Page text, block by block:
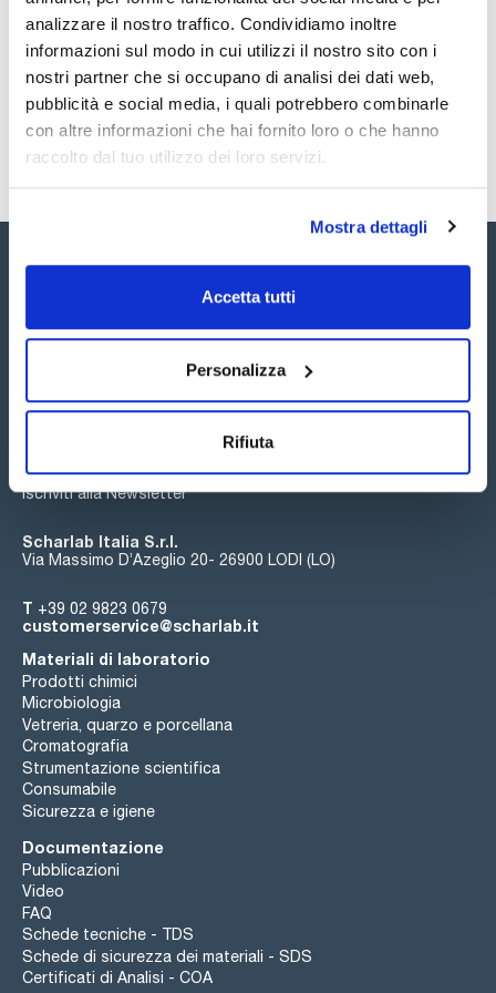
analizzare il nostro traffico. Condividiamo inoltre
informazioni sul modo in cui utilizzi il nostro sito con i
nostri partner che si occupano di analisi dei dati web,
pubblicità e social media, i quali potrebbero combinarle
con altre informazioni che hai fornito loro o che hanno
raccolto dal tuo utilizzo dei loro servizi.
Mostra dettagli
Accetta tutti
Personalizza
Rifiuta
Eccellente resistenza chimica ai solventi più comuni. Bioinerte
e biocompatibile.
Sono codificati per colore secondo gli standard del settore
per una facile identificazione del diametro. Privi di coloranti di
lisciviazione. Pareti interne lisce e diametri interni precisi.
Registrati per i download
Registrati per i download
SDS / Scheda di
Sicurezza
Registrati per i download
Seguici:
Iscriviti alla Newsletter
Scharlab Italia S.r.l.
Via Massimo D’Azeglio 20- 26900 LODI (LO)
T +39 02 9823 0679
customerservice@scharlab.it
Materiali di laboratorio
Prodotti chimici
Microbiologia
Vetreria, quarzo e porcellana
Cromatografia
Strumentazione scientifica
Consumabile
Sicurezza e igiene
Documentazione
Pubblicazioni
Video
FAQ
Schede tecniche - TDS
Schede di sicurezza dei materiali - SDS
Certificati di Analisi - COA